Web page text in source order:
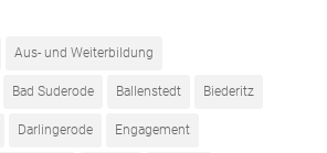
Aus- und Weiterbildung
Bad Suderode Ballenstedt Biederitz
Darlingerode Engagement